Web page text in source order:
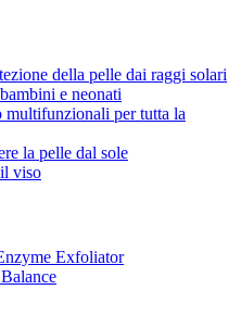
della pelle dai raggi solari
e neonati
multifunzionali per tutta la
la pelle dal sole
viso
Exfoliator